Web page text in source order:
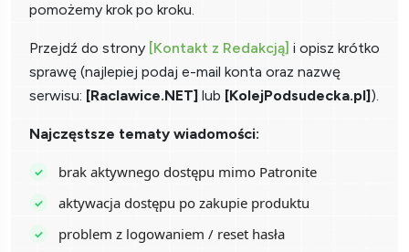
pomożemy krok po kroku.
Przejdź do strony [Kontakt z Redakcją] i opisz krótko
sprawę (najlepiej podaj e-mail konta oraz nazwę
serwisu: [Raclawice.NET] lub [KolejPodsudecka.pl]).
Najczęstsze tematy wiadomości:
brak aktywnego dostępu mimo Patronite
aktywacja dostępu po zakupie produktu
problem z logowaniem / reset hasła